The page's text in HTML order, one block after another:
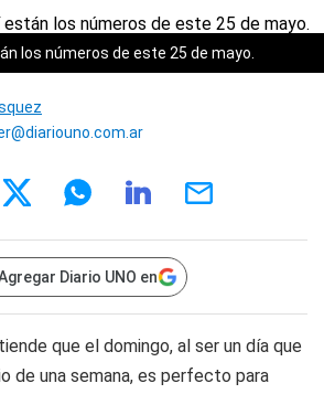
los números de este 25 de mayo.
Diario UNO en
que el domingo, al ser un día que
de una semana, es perfecto para